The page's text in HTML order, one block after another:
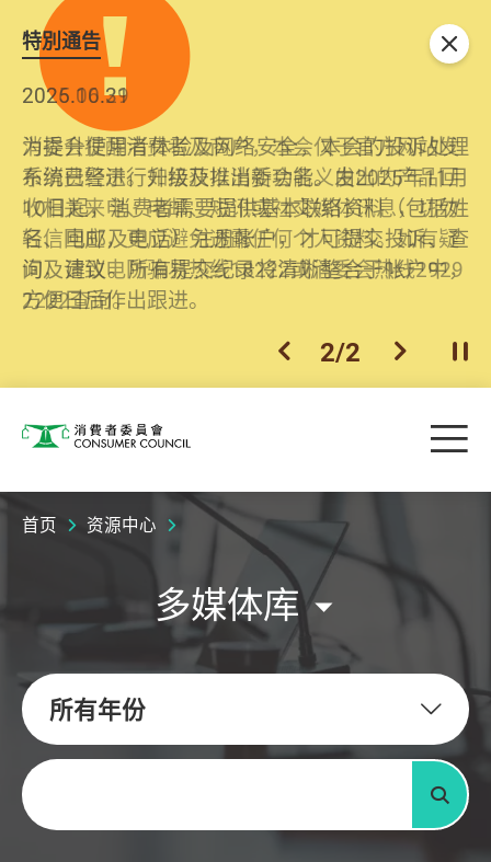
特別通告
2026.06.29
消委会提醒消费者及商户，本会仅于官方网站发
布消费警示。如接获以消委会名义发出的产品回
收相关来电、电邮、短讯或社交媒体讯息，切勿
轻信回应，更应避免透露任何个人资料。如有疑
问，请致电防骗易热线18222或消委会热线2929
2222查询。
2025.10.31
为提升使用者体验及网络安全，本会的投诉处理
系统已经进行升级及推出新功能。由2025年11月
10日起，消费者需要提供基本联络资料（包括姓
名、电邮及电话）注册帐户，才可提交投诉、查
询及建议。所有提交纪录将清晰整合于帐户中，
方便日后作出跟进。
上一个
2/2 下一个开
关闭
消费者委员会 目
首页 资源中心
多媒体库
所有年份
关键字
搜寻